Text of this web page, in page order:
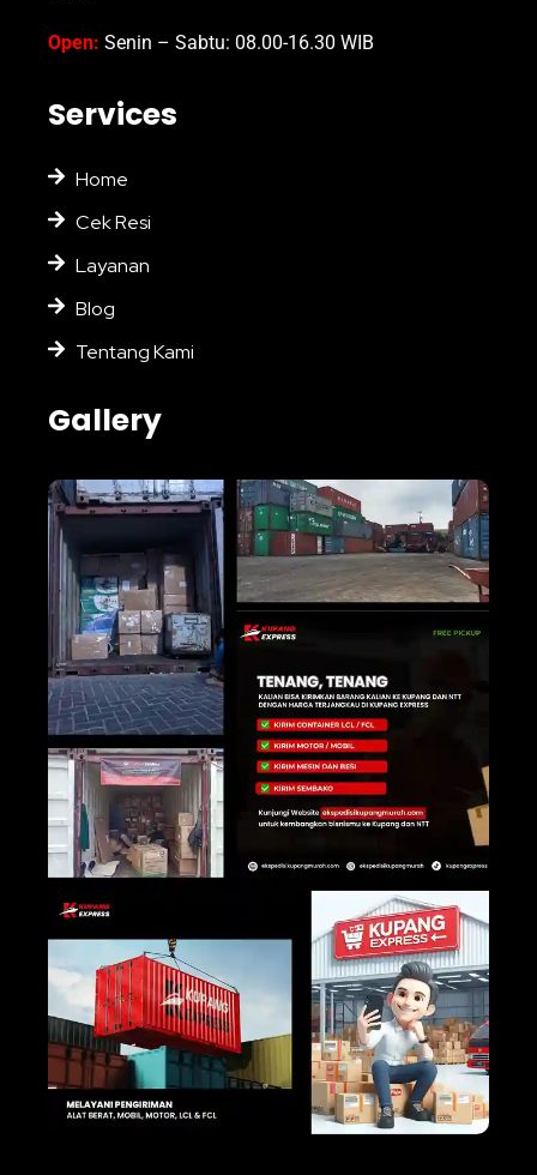
Open: Senin – Sabtu: 08.00-16.30 WIB
Services
Home
Cek Resi
Layanan
Blog
Tentang Kami
Gallery